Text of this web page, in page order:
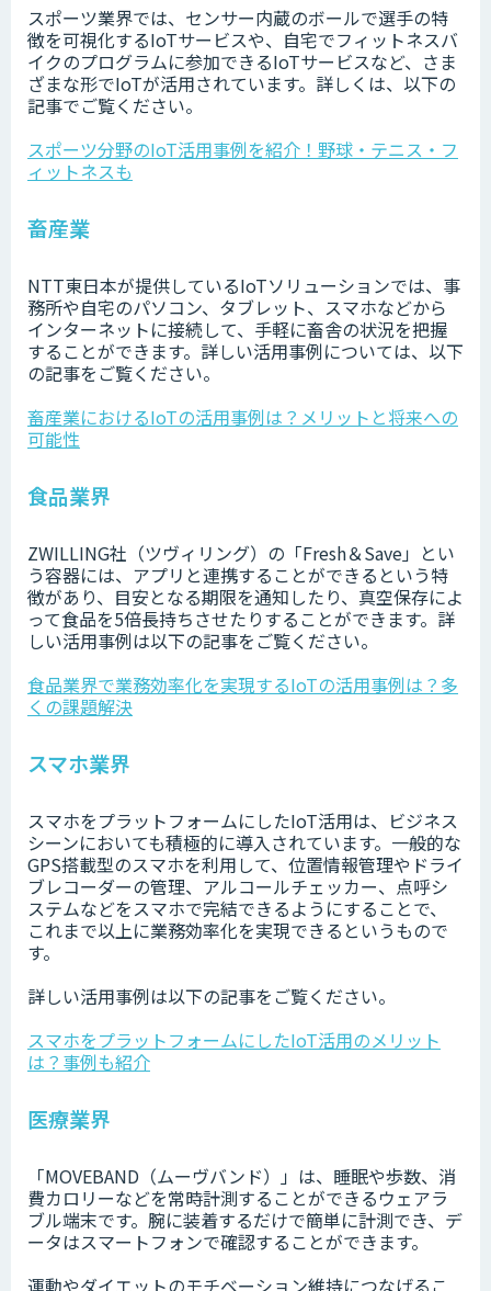
スポーツ業界では、センサー内蔵のボールで選手の特
徴を可視化するIoTサービスや、自宅でフィットネスバ
イクのプログラムに参加できるIoTサービスなど、さま
ざまな形でIoTが活用されています。詳しくは、以下の
記事でご覧ください。
スポーツ分野のIoT活用事例を紹介！野球・テニス・フ
ィットネスも
畜産業
NTT東日本が提供しているIoTソリューションでは、事
務所や自宅のパソコン、タブレット、スマホなどから
インターネットに接続して、手軽に畜舎の状況を把握
することができます。詳しい活用事例については、以下
の記事をご覧ください。
畜産業におけるIoTの活用事例は？メリットと将来への
可能性
食品業界
ZWILLING社（ツヴィリング）の「Fresh＆Save」とい
う容器には、アプリと連携することができるという特
徴があり、目安となる期限を通知したり、真空保存によ
って食品を5倍長持ちさせたりすることができます。詳
しい活用事例は以下の記事をご覧ください。
食品業界で業務効率化を実現するIoTの活用事例は？多
くの課題解決
スマホ業界
スマホをプラットフォームにしたIoT活用は、ビジネス
シーンにおいても積極的に導入されています。一般的な
GPS搭載型のスマホを利用して、位置情報管理やドライ
ブレコーダーの管理、アルコールチェッカー、点呼シ
ステムなどをスマホで完結できるようにすることで、
これまで以上に業務効率化を実現できるというもので
す。
詳しい活用事例は以下の記事をご覧ください。
スマホをプラットフォームにしたIoT活用のメリット
は？事例も紹介
医療業界
「MOVEBAND（ムーヴバンド）」は、睡眠や歩数、消
費カロリーなどを常時計測することができるウェアラ
ブル端末です。腕に装着するだけで簡単に計測でき、デ
ータはスマートフォンで確認することができます。
運動やダイエットのモチベーション維持につなげるこ